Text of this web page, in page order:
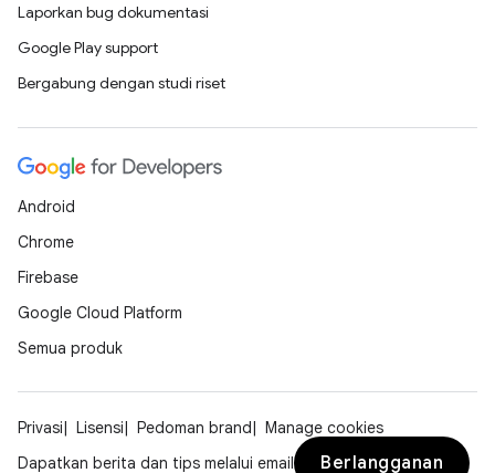
Laporkan bug dokumentasi
Google Play support
Bergabung dengan studi riset
Android
Chrome
Firebase
Google Cloud Platform
Semua produk
Privasi Lisensi Pedoman brand
Manage cookies
Dapatkan berita dan tips melalui email
Berlangganan